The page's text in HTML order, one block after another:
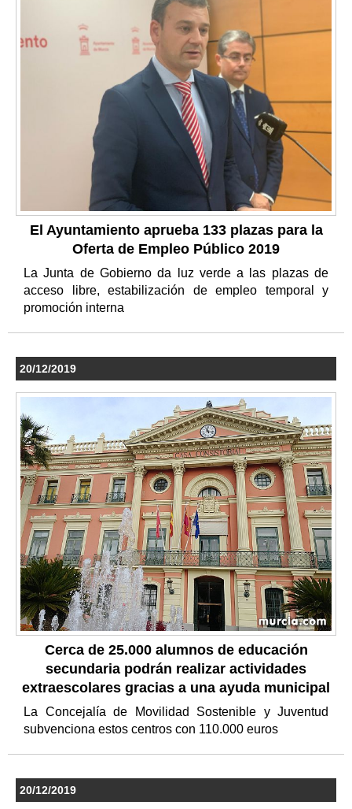
El Ayuntamiento aprueba 133 plazas para la
Oferta de Empleo Público 2019
La Junta de Gobierno da luz verde a las plazas de
acceso libre, estabilización de empleo temporal y
promoción interna
20/12/2019
Cerca de 25.000 alumnos de educación
secundaria podrán realizar actividades
extraescolares gracias a una ayuda municipal
La Concejalía de Movilidad Sostenible y Juventud
subvenciona estos centros con 110.000 euros
20/12/2019